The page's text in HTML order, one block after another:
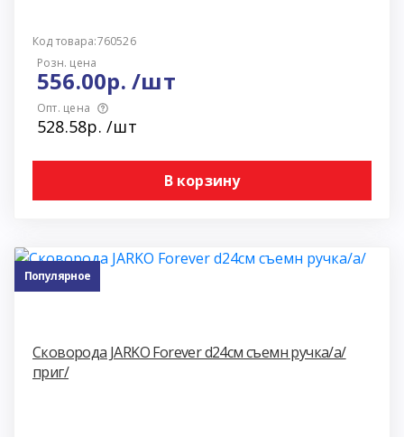
Код товара:760526
Розн. цена
556.00р. /шт
Опт. цена
528.58р. /шт
В корзину
Популярное
Сковорода JARKO Forever d24см съемн ручка/а/
приг/